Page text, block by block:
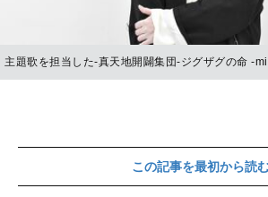
主題歌を担当した-真天地開闢集団-ジグザグの命 -
この記事を最初から読